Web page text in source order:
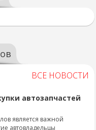
ВСЕ НОВОСТИ
автозапчастей
является важной
автовладельцы